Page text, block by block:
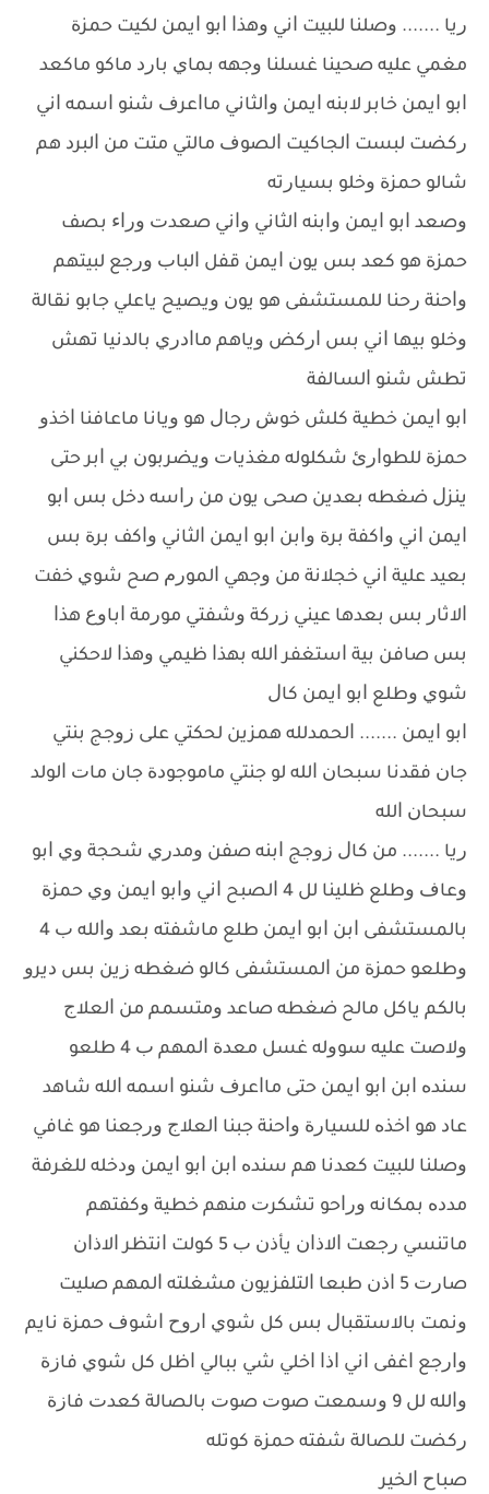
ﺭﻳﺎ ....... ﻭﺻﻠﻨﺎ ﻟﻠﺒﻴﺖ ﺍﻧﻲ ﻭﻫﺬﺍ ﺍﺑﻮ ﺍﻳﻤﻦ ﻟﻜﻴﺖ ﺣﻤﺰﺓ
ﻣﻐﻤﻲ ﻋﻠﻴﻪ ﺻﺤﻴﻨﺎ ﻏﺴﻠﻨﺎ ﻭﺟﻬﻪ ﺑﻤﺎﻱ ﺑﺎﺭﺩ ﻣﺎﻛﻮ ﻣﺎﻛﻌﺪ
ﺍﺑﻮ ﺍﻳﻤﻦ ﺧﺎﺑﺮ ﻻﺑﻨﻪ ﺍﻳﻤﻦ ﻭﺍﻟﺜﺎﻧﻲ ﻣﺎﺍﻋﺮﻑ ﺷﻨﻮ ﺍﺳﻤﻪ ﺍﻧﻲ
ﺭﻛﻀﺖ ﻟﺒﺴﺖ ﺍﻟﺠﺎﻛﻴﺖ ﺍﻟﺼﻮﻑ ﻣﺎﻟﺘﻲ ﻣﺘﺖ ﻣﻦ ﺍﻟﺒﺮﺩ ﻫﻢ
ﺷﺎﻟﻮ ﺣﻤﺰﺓ ﻭﺧﻠﻮ ﺑﺴﻴﺎﺭﺗﻪ
ﻭﺻﻌﺪ ﺍﺑﻮ ﺍﻳﻤﻦ ﻭﺍﺑﻨﻪ ﺍﻟﺜﺎﻧﻲ ﻭﺍﻧﻲ ﺻﻌﺪﺕ ﻭﺭﺍﺀ ﺑﺼﻒ
ﺣﻤﺰﺓ ﻫﻮ ﻛﻌﺪ ﺑﺲ ﻳﻮﻥ ﺍﻳﻤﻦ ﻗﻔﻞ ﺍﻟﺒﺎﺏ ﻭﺭﺟﻊ ﻟﺒﻴﺘﻬﻢ
ﻭﺍﺣﻨﺔ ﺭﺣﻨﺎ ﻟﻠﻤﺴﺘﺸﻔﻰ ﻫﻮ ﻳﻮﻥ ﻭﻳﺼﻴﺢ ﻳﺎﻋﻠﻲ ﺟﺎﺑﻮ ﻧﻘﺎﻟﺔ
ﻭﺧﻠﻮ ﺑﻴﻬﺎ ﺍﻧﻲ ﺑﺲ ﺍﺭﻛﺾ ﻭﻳﺎﻫﻢ ﻣﺎﺍﺩﺭﻱ ﺑﺎﻟﺪﻧﻴﺎ ﺗﻬﺶ
ﺗﻄﺶ ﺷﻨﻮ ﺍﻟﺴﺎﻟﻔﺔ
ﺍﺑﻮ ﺍﻳﻤﻦ ﺧﻄﻴﺔ ﻛﻠﺶ ﺧﻮﺵ ﺭﺟﺎﻝ ﻫﻮ ﻭﻳﺎﻧﺎ ﻣﺎﻋﺎﻓﻨﺎ ﺍﺧﺬﻭ
ﺣﻤﺰﺓ ﻟﻠﻄﻮﺍﺭﺉ ﺷﻜﻠﻮﻟﻪ ﻣﻐﺬﻳﺎﺕ ﻭﻳﻀﺮﺑﻮﻥ ﺑﻲ ﺍﺑﺮ ﺣﺘﻰ
ﻳﻨﺰﻝ ﺿﻐﻄﻪ ﺑﻌﺪﻳﻦ ﺻﺤﻰ ﻳﻮﻥ ﻣﻦ ﺭﺍﺳﻪ ﺩﺧﻞ ﺑﺲ ﺍﺑﻮ
ﺍﻳﻤﻦ ﺍﻧﻲ ﻭﺍﻛﻔﺔ ﺑﺮﺓ ﻭﺍﺑﻦ ﺍﺑﻮ ﺍﻳﻤﻦ ﺍﻟﺜﺎﻧﻲ ﻭﺍﻛﻒ ﺑﺮﺓ ﺑﺲ
ﺑﻌﻴﺪ ﻋﻠﻴﺔ ﺍﻧﻲ ﺧﺠﻼﻧﺔ ﻣﻦ ﻭﺟﻬﻲ ﺍﻟﻤﻮﺭﻡ ﺻﺢ ﺷﻮﻱ ﺧﻔﺖ
ﺍﻻﺛﺎﺭ ﺑﺲ ﺑﻌﺪﻫﺎ ﻋﻴﻨﻲ ﺯﺭﻛﺔ ﻭﺷﻔﺘﻲ ﻣﻮﺭﻣﺔ ﺍﺑﺎﻭﻉ ﻫﺬﺍ
ﺑﺲ ﺻﺎﻓﻦ ﺑﻴﺔ ﺍﺳﺘﻐﻔﺮ ﺍﻟﻠﻪ ﺑﻬﺬﺍ ﻇﻴﻤﻲ ﻭﻫﺬﺍ ﻻﺣﻜﻨﻲ
ﺷﻮﻱ ﻭﻃﻠﻊ ﺍﺑﻮ ﺍﻳﻤﻦ ﻛﺎﻝ
ﺍﺑﻮ ﺍﻳﻤﻦ ....... ﺍﻟﺤﻤﺪﻟﻠﻪ ﻫﻤﺰﻳﻦ ﻟﺤﻜﺘﻲ ﻋﻠﻰ ﺯﻭﺟﺞ ﺑﻨﺘﻲ
ﺟﺎﻥ ﻓﻘﺪﻧﺎ ﺳﺒﺤﺎﻥ ﺍﻟﻠﻪ ﻟﻮ ﺟﻨﺘﻲ ﻣﺎﻣﻮﺟﻮﺩﺓ ﺟﺎﻥ ﻣﺎﺕ ﺍﻟﻮﻟﺪ
ﺳﺒﺤﺎﻥ ﺍﻟﻠﻪ
ﺭﻳﺎ ....... ﻣﻦ ﻛﺎﻝ ﺯﻭﺟﺞ ﺍﺑﻨﻪ ﺻﻔﻦ ﻭﻣﺪﺭﻱ ﺷﺤﺠﺔ ﻭﻱ ﺍﺑﻮ
ﻭﻋﺎﻑ ﻭﻃﻠﻊ ﻇﻠﻴﻨﺎ ﻟﻞ 4 ﺍﻟﺼﺒﺢ ﺍﻧﻲ ﻭﺍﺑﻮ ﺍﻳﻤﻦ ﻭﻱ ﺣﻤﺰﺓ
ﺑﺎﻟﻤﺴﺘﺸﻔﻰ ﺍﺑﻦ ﺍﺑﻮ ﺍﻳﻤﻦ ﻃﻠﻊ ﻣﺎﺷﻔﺘﻪ ﺑﻌﺪ ﻭﺍﻟﻠﻪ ﺏ 4
ﻭﻃﻠﻌﻮ ﺣﻤﺰﺓ ﻣﻦ ﺍﻟﻤﺴﺘﺸﻔﻰ ﻛﺎﻟﻮ ﺿﻐﻄﻪ ﺯﻳﻦ ﺑﺲ ﺩﻳﺮﻭ
ﺑﺎﻟﻜﻢ ﻳﺎﻛﻞ ﻣﺎﻟﺢ ﺿﻐﻄﻪ ﺻﺎﻋﺪ ﻭﻣﺘﺴﻤﻢ ﻣﻦ ﺍﻟﻌﻼﺝ
ﻭﻻﺻﺖ ﻋﻠﻴﻪ ﺳﻮﻭﻟﻪ ﻏﺴﻞ ﻣﻌﺪﺓ ﺍﻟﻤﻬﻢ ﺏ 4 ﻃﻠﻌﻮ
ﺳﻨﺪﻩ ﺍﺑﻦ ﺍﺑﻮ ﺍﻳﻤﻦ ﺣﺘﻰ ﻣﺎﺍﻋﺮﻑ ﺷﻨﻮ ﺍﺳﻤﻪ ﺍﻟﻠﻪ ﺷﺎﻫﺪ
ﻋﺎﺩ ﻫﻮ ﺍﺧﺬﻩ ﻟﻠﺴﻴﺎﺭﺓ ﻭﺍﺣﻨﺔ ﺟﺒﻨﺎ ﺍﻟﻌﻼﺝ ﻭﺭﺟﻌﻨﺎ ﻫﻮ ﻏﺎﻓﻲ
ﻭﺻﻠﻨﺎ ﻟﻠﺒﻴﺖ ﻛﻌﺪﻧﺎ ﻫﻢ ﺳﻨﺪﻩ ﺍﺑﻦ ﺍﺑﻮ ﺍﻳﻤﻦ ﻭﺩﺧﻠﻪ ﻟﻠﻐﺮﻓﺔ
ﻣﺪﺩﻩ ﺑﻤﻜﺎﻧﻪ ﻭﺭﺍﺣﻮ ﺗﺸﻜﺮﺕ ﻣﻨﻬﻢ ﺧﻄﻴﺔ ﻭﻛﻔﺘﻬﻢ
ﻣﺎﺗﻨﺴﻲ ﺭﺟﻌﺖ ﺍﻻﺫﺍﻥ ﻳﺄﺫﻥ ﺏ 5 ﻛﻮﻟﺖ ﺍﻧﺘﻈﺮ ﺍﻻﺫﺍﻥ
ﺻﺎﺭﺕ 5 ﺍﺫﻥ ﻃﺒﻌﺎ ﺍﻟﺘﻠﻔﺰﻳﻮﻥ ﻣﺸﻐﻠﺘﻪ ﺍﻟﻤﻬﻢ ﺻﻠﻴﺖ
ﻭﻧﻤﺖ ﺑﺎﻻﺳﺘﻘﺒﺎﻝ ﺑﺲ ﻛﻞ ﺷﻮﻱ ﺍﺭﻭﺡ ﺍﺷﻮﻑ ﺣﻤﺰﺓ ﻧﺎﻳﻢ
ﻭﺍﺭﺟﻊ ﺍﻏﻔﻰ ﺍﻧﻲ ﺍﺫﺍ ﺍﺧﻠﻲ ﺷﻲ ﺑﺒﺎﻟﻲ ﺍﻇﻞ ﻛﻞ ﺷﻮﻱ ﻓﺎﺯﺓ
ﻭﺍﻟﻠﻪ ﻟﻞ 9 ﻭﺳﻤﻌﺖ ﺻﻮﺕ ﺻﻮﺕ ﺑﺎﻟﺼﺎﻟﺔ ﻛﻌﺪﺕ ﻓﺎﺯﺓ
ﺭﻛﻀﺖ ﻟﻠﺼﺎﻟﺔ ﺷﻔﺘﻪ ﺣﻤﺰﺓ ﻛﻮﺗﻠﻪ
ﺻﺒﺎﺡ ﺍﻟﺨﻴﺮ